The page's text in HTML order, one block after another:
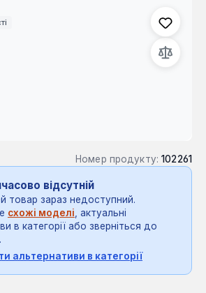
Номер продукту: 102261
відсутній
товар зараз недоступний.
схожі моделі, актуальні
в категорії або зверніться до
альтернативи в категорії